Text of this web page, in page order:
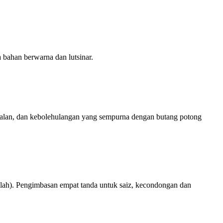
berwarna dan lutsinar.
dan kebolehulangan yang sempurna dengan butang potong
Pengimbasan empat tanda untuk saiz, kecondongan dan